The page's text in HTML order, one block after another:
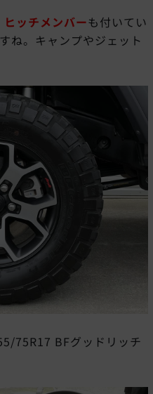
ヒッチメンバーも付いてい
ね。キャンプやジェット
75R17 BFグッドリッチ